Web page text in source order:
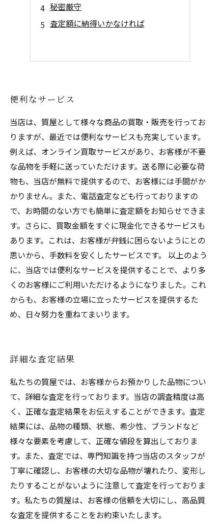
秘密厳守
査定額に納得いかなければ
便利なサービス
当店は、質屋として様々な商品の買取・販売を行ってお
りますが、最近では便利なサービスも充実しています。
例えば、オンライン買取サービスがあり、お客様が不要
な品物を手軽に送っていただけます。送る際に必要な荷
物も、当店が無料で提供するので、お客様には手間がか
かりません。また、電話査定なども行っておりますの
で、お時間のない方でも簡単に査定額をお知らせできま
す。さらに、買取金額をすぐに現金化できるサービスも
あります。これは、お客様が弁銭に困らないようにとの
思いから、手数料を安くしたサービスです。 以上のよう
に、当店では便利なサービスを提供することで、より多
くのお客様にご利用いただけるようになりました。これ
からも、お客様の立場に立ったサービスを提供するた
め、日々努力を重ねてまいります。
詳細な査定結果
私たちの質屋では、お客様からお預かりした品物につい
て、詳細な査定を行っております。当店の調査精度は高
く、正確な査定結果をお伝えすることができます。査定
結果には、品物の種類、状態、希少性、ブランドなど
様々な要素を考慮して、正確な値段を算出しておりま
す。また、査定では、専門知識を持つ当店のスタッフが
丁寧に確認し、お客様の大切な品物が壊れたり、変形し
たりすることがないように注意して査定を行っておりま
す。私たちの質屋は、お客様の信頼を大切にし、高品質
な査定を提供することをお約束いたします。